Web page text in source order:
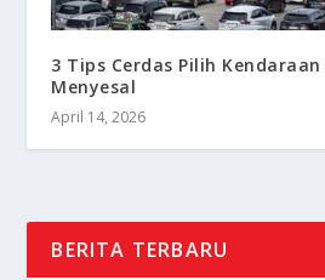
3 Tips Cerdas Pilih
Menyesal
April 14, 2026
BERITA TERBARU